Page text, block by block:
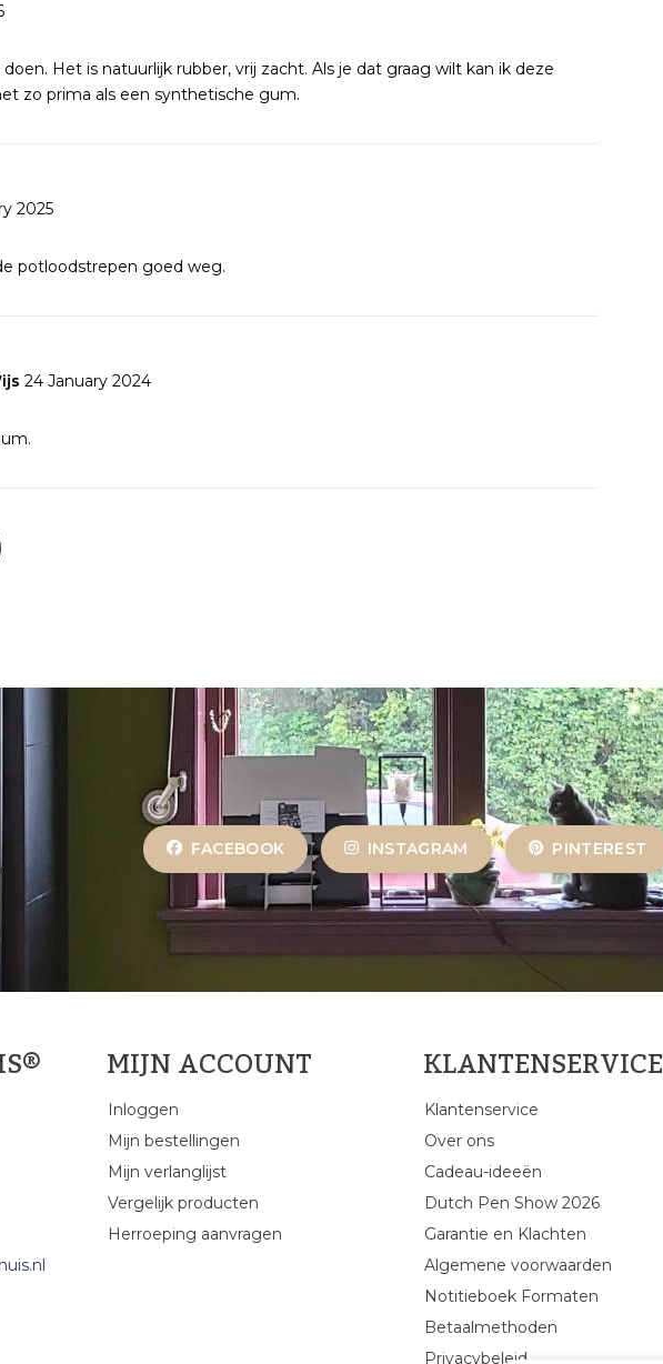
Het is natuurlijk rubber, vrij zacht. Als je dat graag wilt kan ik deze
zo prima als een synthetische gum.
2025
potloodstrepen goed weg.
24 January 2024
FACEBOOK INSTAGRAM PINTEREST
MIJN ACCOUNT
Inloggen
Mijn bestellingen
Mijn verlanglijst
Vergelijk producten
Herroeping aanvragen
KLANTENSERVICE
Klantenservice
Over ons
Cadeau-ideeën
Dutch Pen Show 2026
Garantie en Klachten
Algemene voorwaarden
Notitieboek Formaten
Betaalmethoden
Privacybeleid